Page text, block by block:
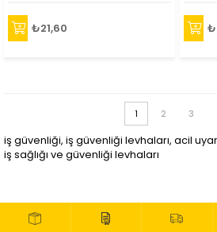
₺21,60
1 2 3
iş güvenliği, iş güvenliği levhaları, acil
iş sağlığı ve güvenliği levhaları